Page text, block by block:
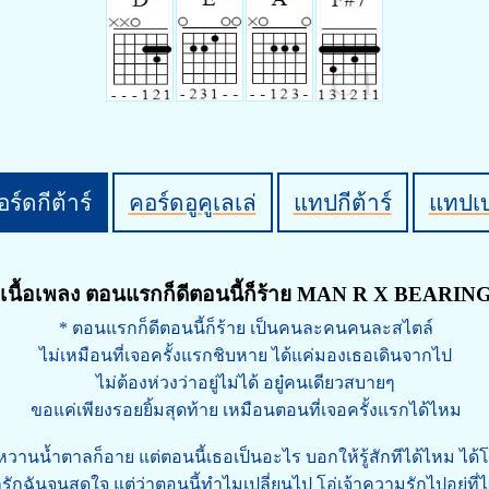
ร์ดกีต้าร์ คอร์ดอูคูเลเล่ แทปกีต้าร์ แทปเ
เนื้อเพลง ตอนแรกก็ดีตอนนี้ก็ร้าย MAN R X
* ตอนแรกก็ดีตอนนี้ก็ร้าย เป็นคนละคนคนละสไตล์
ไม่เหมือนที่เจอครั้งแรกชิบหาย ได้แค่มองเธอเดินจากไป
ไม่ต้องห่วงว่าอยู่ไม่ได้ อยู๋คนเดียวสบายๆ
ขอแค่เพียงรอยยิ้มสุดท้าย เหมือนตอนที่เจอครั้งแรกได้ไหม
วานน้ำตาลก็อาย แต่ตอนนี้เธอเป็นอะไร บอกให้รู้สักทีได้ไหม ได้
กฉันจนสุดใจ แต่ว่าตอนนี้ทำไมเปลี่ยนไป โอ่เจ้าความรักไปอยู่ที่